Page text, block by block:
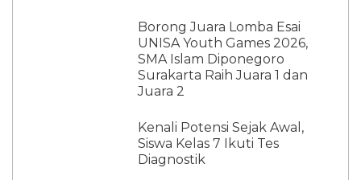
Borong Juara Lomba Esai
UNISA Youth Games 2026,
SMA Islam Diponegoro
Surakarta Raih Juara 1 dan
Juara 2
Kenali Potensi Sejak Awal,
Siswa Kelas 7 Ikuti Tes
Diagnostik